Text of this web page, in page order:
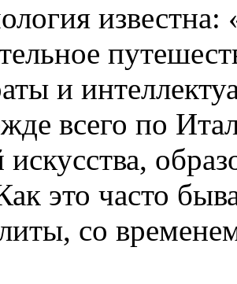
известна:
и
всего по
искусства,
это часто
со